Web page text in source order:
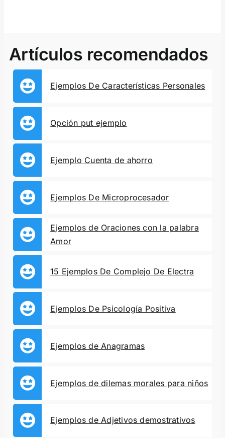
Artículos recomendados
Ejemplos De Características Personales
Opción put ejemplo
Ejemplo Cuenta de ahorro
Ejemplos De Microprocesador
Ejemplos de Oraciones con la palabra
Amor
15 Ejemplos De Complejo De Electra
Ejemplos De Psicología Positiva
Ejemplos de Anagramas
Ejemplos de dilemas morales para niños
Ejemplos de Adjetivos demostrativos